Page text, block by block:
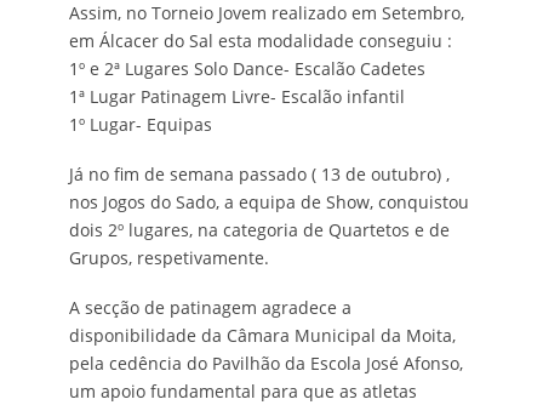
Assim, no Torneio Jovem realizado em Setembro,
em Álcacer do Sal esta modalidade conseguiu :
1º e 2ª Lugares Solo Dance- Escalão Cadetes
1ª Lugar Patinagem Livre- Escalão infantil
1º Lugar- Equipas
Já no fim de semana passado ( 13 de outubro) ,
nos Jogos do Sado, a equipa de Show, conquistou
dois 2º lugares, na categoria de Quartetos e de
Grupos, respetivamente.
A secção de patinagem agradece a
disponibilidade da Câmara Municipal da Moita,
pela cedência do Pavilhão da Escola José Afonso,
um apoio fundamental para que as atletas